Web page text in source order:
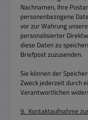
Nachnamen, Ihre
personenbezogene
vor zur Wahrung
personalisierter
diese Daten zu
Briefpost zuzusenden.
Sie können der
Zweck jederzeit durch
Verantwortlichen
9. Kontaktaufnahme